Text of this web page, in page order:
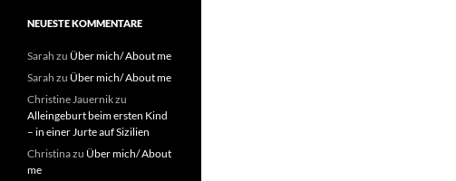
NEUESTE KOMMENTARE
Sarah zu Über mich/ About me
Sarah zu Über mich/ About me
Christine Jauernikzu
Alleingeburt beim ersten Kind
– in einer Jurte auf Sizilien
Christinazu Über mich/ About
me